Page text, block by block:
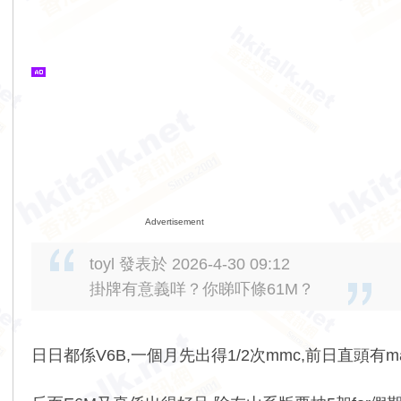
Advertisement
toyl 發表於 2026-4-30 09:12
掛牌有意義咩？你睇吓條61M？
日日都係V6B,一個月先出得1/2次mmc,前日直頭有